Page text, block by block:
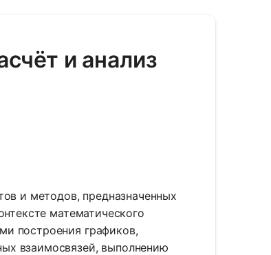
и анализ
и методов, предназначенных
математического
построения графиков,
взаимосвязей, выполнению